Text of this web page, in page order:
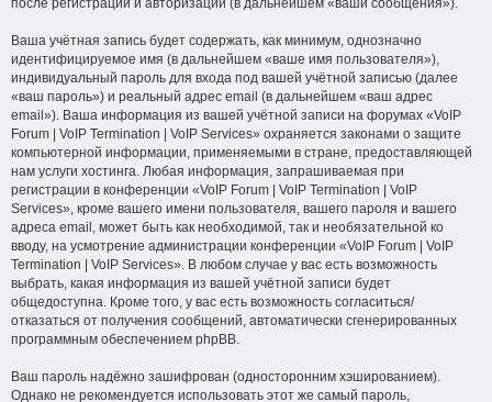
после регистрации и авторизации (в дальнейшем «ваши сообщения»).
Ваша учётная запись будет содержать, как минимум, однозначно
идентифицируемое имя (в дальнейшем «ваше имя пользователя»),
индивидуальный пароль для входа под вашей учётной записью (далее
«ваш пароль») и реальный адрес email (в дальнейшем «ваш адрес
email»). Ваша информация из вашей учётной записи на форумах «VoIP
Forum | VoIP Termination | VoIP Services» охраняется законами о защите
компьютерной информации, применяемыми в стране, предоставляющей
нам услуги хостинга. Любая информация, запрашиваемая при
регистрации в конференции «VoIP Forum | VoIP Termination | VoIP
Services», кроме вашего имени пользователя, вашего пароля и вашего
адреса email, может быть как необходимой, так и необязательной ко
вводу, на усмотрение администрации конференции «VoIP Forum | VoIP
Termination | VoIP Services». В любом случае у вас есть возможность
выбрать, какая информация из вашей учётной записи будет
общедоступна. Кроме того, у вас есть возможность согласиться/
отказаться от получения сообщений, автоматически сгенерированных
программным обеспечением phpBB.
Ваш пароль надёжно зашифрован (односторонним хэшированием).
Однако не рекомендуется использовать этот же самый пароль,